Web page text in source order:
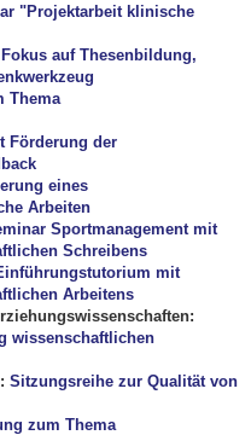
"Projektarbeit klinische
auf Thesenbildung,
Thema
Förderung der
eines
Arbeiten
Sportmanagement mit
Schreibens
mit
Arbeitens
wissenschaftlichen
Sitzungsreihe zur Qualität von
zum Thema